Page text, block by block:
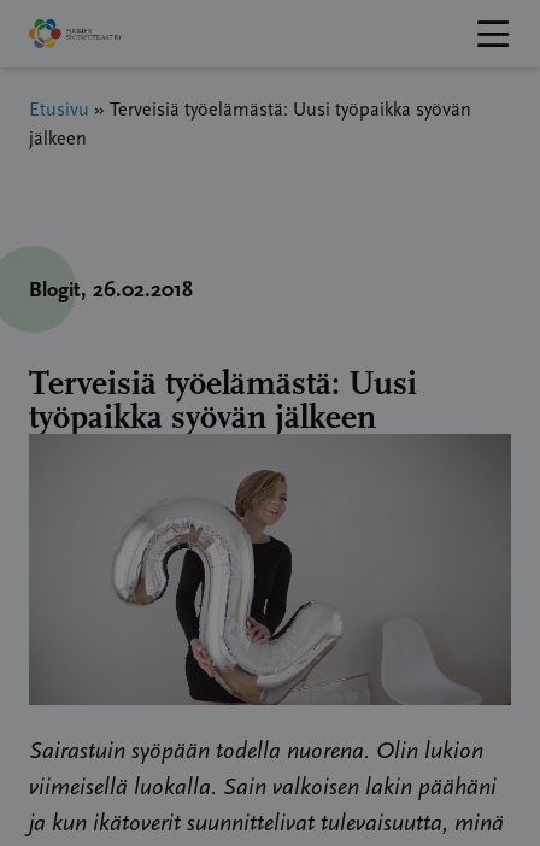
Hyppää
sisältöön
Etusivu »
Terveisiä työelämästä: Uusi työpaikka syövän
jälkeen
Blogit, 26.02.2018
Terveisiä työelämästä: Uusi
työpaikka syövän jälkeen
Sairastuin syöpään todella nuorena. Olin lukion
viimeisellä luokalla. Sain valkoisen lakin päähäni
ja kun ikätoverit suunnittelivat tulevaisuutta, minä